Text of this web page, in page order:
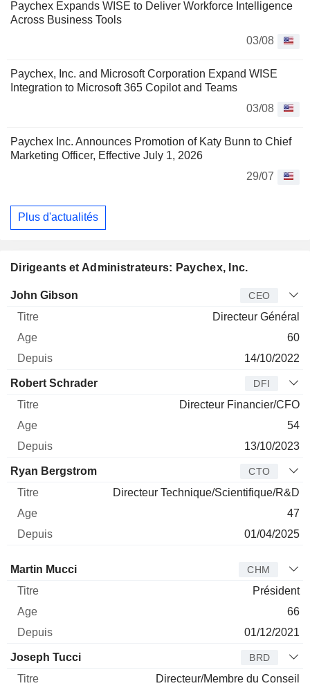
Paychex Expands WISE to Deliver Workforce Intelligence
Across Business Tools
03/08
Paychex, Inc. and Microsoft Corporation Expand WISE
Integration to Microsoft 365 Copilot and Teams
03/08
Paychex Inc. Announces Promotion of Katy Bunn to Chief
Marketing Officer, Effective July 1, 2026
29/07
Plus d'actualités
Dirigeants et Administrateurs: Paychex, Inc.
Dirigeant Titre
John Gibson CEO
Directeur Général
60
14/10/2022
Robert Schrader DFI
Directeur Financier/CFO
54
13/10/2023
Ryan Bergstrom CTO
Directeur Technique/Scientifique/R&D
47
01/04/2025
Administrateur
Martin Mucci CHM
Président
66
01/12/2021
Joseph Tucci BRD
Directeur/Membre du Conseil